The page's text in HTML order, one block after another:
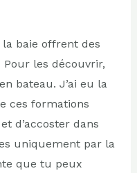
baie offrent des
Pour les découvrir,
bateau. J’ai eu la
ces formations
d’accoster dans
uniquement par la
que tu peux